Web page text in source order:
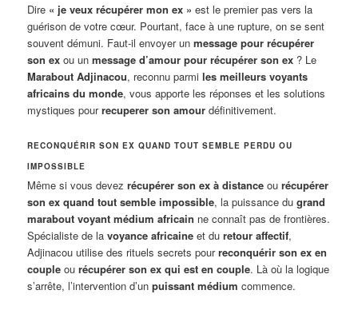
Dire « je veux récupérer mon ex » est le premier pas vers la
guérison de votre cœur. Pourtant, face à une rupture, on se sent
souvent démuni. Faut-il envoyer unmessage pour récupérer
son ex ou unmessage d’amour pour récupérer son ex ? Le
Marabout Adjinacou, reconnu parmiles meilleurs voyants
africains du monde, vous apporte les réponses et les solutions
mystiques pourrecuperer son amour définitivement.
RECONQUÉRIR SON EX QUAND TOUT SEMBLE PERDU OU
IMPOSSIBLE
Même si vous devezrécupérer son ex à distance ourécupérer
son ex quand tout semble impossible, la puissance dugrand
marabout voyant médium africain ne connaît pas de frontières.
Spécialiste de lavoyance africaine et duretour affectif,
Adjinacou utilise des rituels secrets pourreconquérir son ex en
couple ourécupérer son ex qui est en couple. Là où la logique
s’arrête, l’intervention d’unpuissant médium commence.